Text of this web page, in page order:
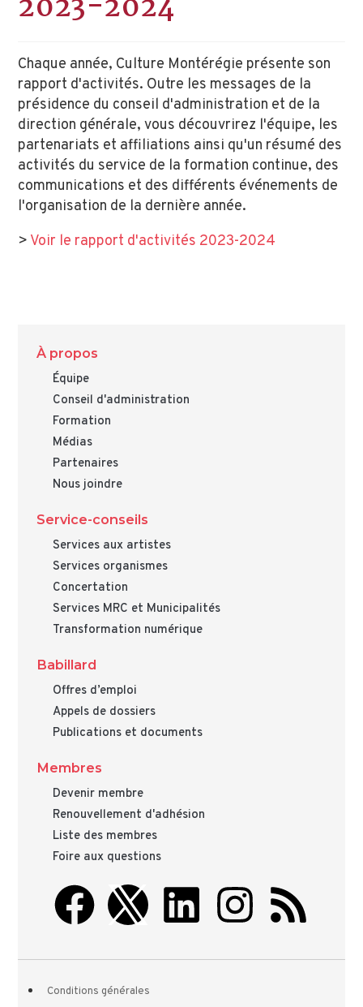
Chaque année, Culture Montérégie présente son
rapport d'activités. Outre les messages de la
présidence du conseil d'administration et de la
direction générale, vous découvrirez l'équipe, les
partenariats et affiliations ainsi qu'un résumé des
activités du service de la formation continue, des
communications et des différents événements de
l'organisation de la dernière année.
> Voir le rapport d'activités 2023-2024
À propos
Équipe
Conseil d'administration
Formation
Médias
Partenaires
Nous joindre
Service-conseils
Services aux artistes
Services organismes
Concertation
Services MRC et Municipalités
Transformation numérique
Babillard
Offres d’emploi
Appels de dossiers
Publications et documents
Membres
Devenir membre
Renouvellement d'adhésion
Liste des membres
Foire aux questions
Conditions générales